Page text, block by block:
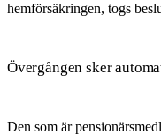
hemförsäkringen, togs
Övergången sker
Den som är